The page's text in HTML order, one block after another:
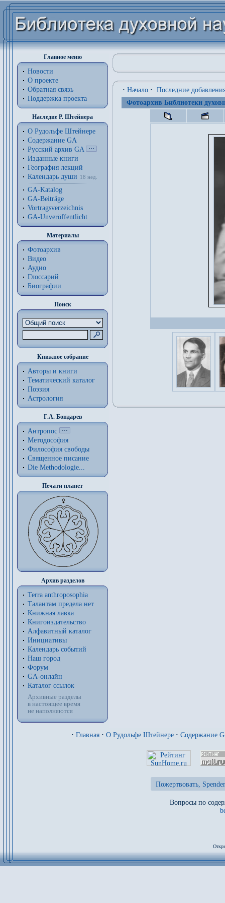
Главное меню
Новости
О проекте
Обратная связь
Поддержка проекта
Наследие Р. Штейнера
О Рудольфе Штейнере
Содержание GA
Русский архив GA
Изданные книги
География лекций
Календарь души
18 нед.
GA-Katalog
GA-Beiträge
Vortragsverzeichnis
GA-Unveröffentlicht
Материалы
Фотоархив
Видео
Аудио
Глоссарий
Биографии
Поиск
Книжное собрание
Авторы и книги
Тематический каталог
Поэзия
Астрология
Г.А. Бондарев
Антропос
Методософия
Философия cвободы
Священное писание
Die Methodologie...
Печати планет
Архив разделов
Terra anthroposophia
Талантам предела нет
Книжная лавка
Книгоиздательство
Алфавитный каталог
Инициативы
Календарь событий
Наш город
Форум
GA-онлайн
Каталог ссылок
Архивные разделы
в настоящее время
не наполняются
· Начало · Последние
Фотоархив Библиотеки
· Главная · О Рудольфе Штейнере · Содержание
Пожертвовать,
Вопросы по